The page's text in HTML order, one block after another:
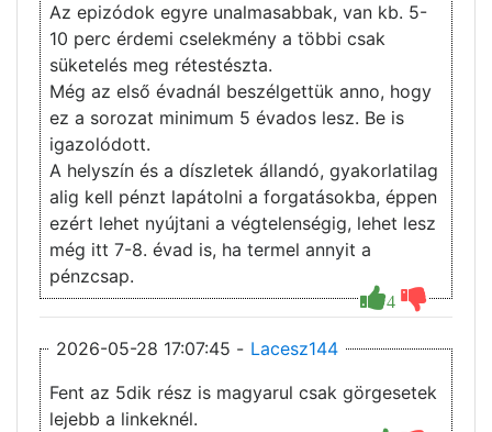
4
Az epizódok egyre unalmasabbak, van kb. 5-
10 perc érdemi cselekmény a többi csak
süketelés meg rétestészta.
Még az első évadnál beszélgettük anno, hogy
ez a sorozat minimum 5 évados lesz. Be is
igazolódott.
A helyszín és a díszletek állandó, gyakorlatilag
alig kell pénzt lapátolni a forgatásokba, éppen
ezért lehet nyújtani a végtelenségig, lehet lesz
még itt 7-8. évad is, ha termel annyit a
pénzcsap.
2026-05-28 17:07:45 - Lacesz144
Fent az 5dik rész is magyarul csak görgesetek
lejebb a linkeknél.